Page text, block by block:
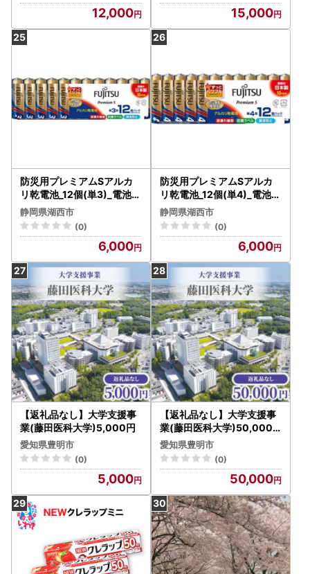
12,000 15,000
防災用プレミアムSアルカ
リ乾電池_12個(単3)_電池_1
2個(単3)_【1692586】
静岡県湖西市
(0)
6,000
防災用プレミアムSアルカ
リ乾電池_12個(単4)_電池_1
2個(単4)_【1692603】
静岡県湖西市
(0)
6,000
【返礼品なし】大学支援事
業(藤田医科大学)5,000円
愛知県豊明市
(0)
5,000
【返礼品なし】大学支援事
業(藤田医科大学)50,000
円
愛知県豊明市
(0)
50,000